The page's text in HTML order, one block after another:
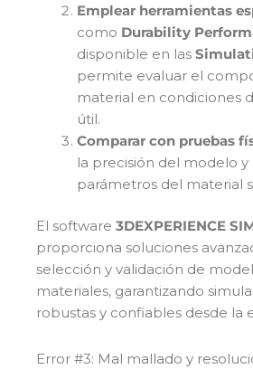
Emplear herramientas
como Durability
disponible en las
permite evaluar el
material en condiciones
útil.
Comparar con pruebas
la precisión del modelo y
parámetros del material
El software 3DEXPERIENCE
proporciona soluciones
selección y validación de
materiales, garantizando
robustas y confiables desde la
Error #3: Mal mallado y